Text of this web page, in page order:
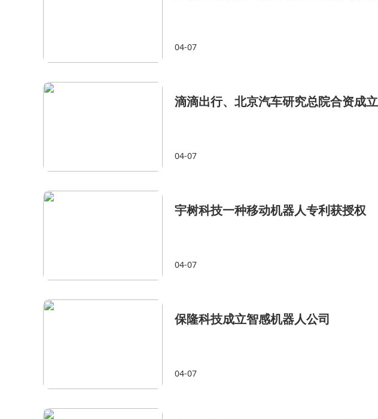
04-07
滴滴出行、北京汽车研究总院合资成
04-07
宇树科技一种移动机器人专利获授权
04-07
保隆科技成立智感机器人公司
04-07